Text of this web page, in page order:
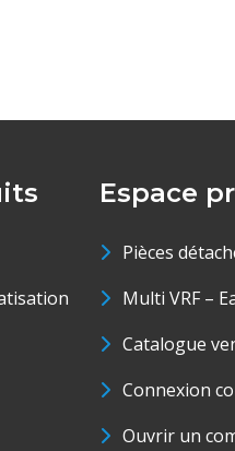
Espace
Pièces
Multi VRF –
Catalogue
Connexion
Ouvrir un